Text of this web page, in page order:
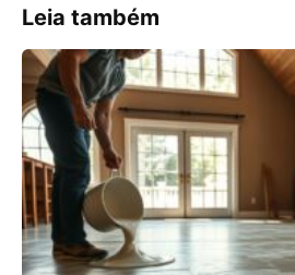
Leia também